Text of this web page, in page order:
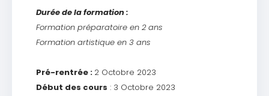
Durée de la formation :
Formation préparatoire en 2 ans
Formation artistique en 3 ans
Pré-rentrée : 2 Octobre 2023
Début des cours : 3 Octobre 2023